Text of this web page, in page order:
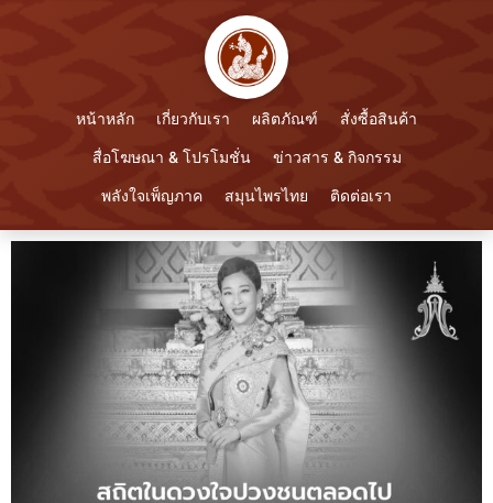
หน้าหลัก เกี่ยวกับเรา ผลิตภัณฑ์ สั่งซื้อสินค้า
สื่อโฆษณา & โปรโมชั่น ข่าวสาร & กิจกรรม
พลังใจเพ็ญภาค สมุนไพรไทย ติดต่อเรา